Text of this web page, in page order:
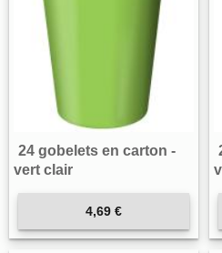
24 gobelets en carton -
vert clair
4,69 €